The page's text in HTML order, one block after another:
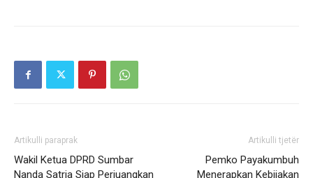
Artikulli paraprak
Wakil Ketua DPRD Sumbar
Nanda Satria Siap Perjuangkan
Artikulli tjetër
Pemko Payakumbuh
Menerapkan Kebijakan